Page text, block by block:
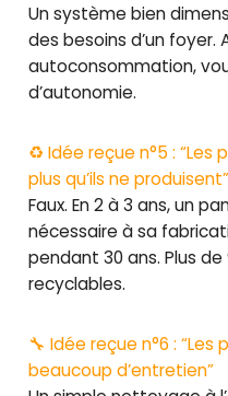
Un système bien
des besoins d’un
autoconsommation,
d’autonomie.
♻️ Idée reçue n°5 : “Les
plus qu’ils ne produisent”
Faux. En 2 à 3 ans, un
nécessaire à sa
pendant 30 ans. Plus
recyclables.
🔧 Idée reçue n°6 :
beaucoup d’entretien”